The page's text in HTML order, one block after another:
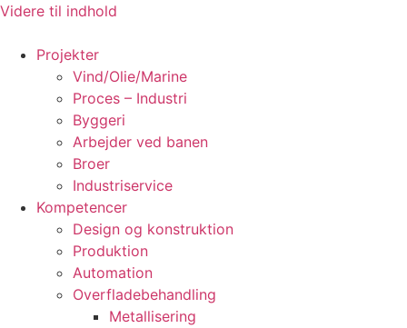
Videre til indhold
Projekter
Vind/Olie/Marine
Proces – Industri
Byggeri
Arbejder ved banen
Broer
Industriservice
Kompetencer
Design og konstruktion
Produktion
Automation
Overfladebehandling
Metallisering